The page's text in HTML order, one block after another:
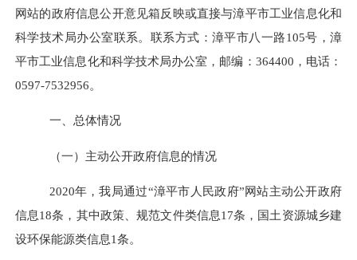
网站的政府信息公开意见箱反映或直接与漳平市工业信息化和
科学技术局办公室联系。联系方式：漳平市八一路105号，漳
平市工业信息化和科学技术局办公室，邮编： 364400 ，电话：
0597-7532956。
一、总体情况
（一）主动公开政府信息的情况
2020年，我局通过“漳平市人民政府”网站主动公开政府
信息18条，其中政策、规范文件类信息17条，国土资源城乡建
设环保能源类信息1条。